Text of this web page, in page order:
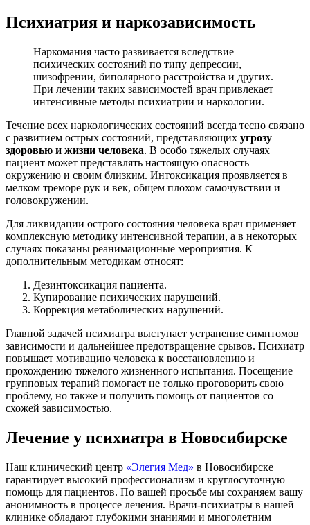
Психиатрия и наркозависимость
Наркомания часто развивается вследствие
психических состояний по типу депрессии,
шизофрении, биполярного расстройства и других.
При лечении таких зависимостей врач привлекает
интенсивные методы психиатрии и наркологии.
Течение всех наркологических состояний всегда тесно связано
с развитием острых состояний, представляющих угрозу
здоровью и жизни человека. В особо тяжелых случаях
пациент может представлять настоящую опасность
окружению и своим близким. Интоксикация проявляется в
мелком треморе рук и век, общем плохом самочувствии и
головокружении.
Для ликвидации острого состояния человека врач применяет
комплексную методику интенсивной терапии, а в некоторых
случаях показаны реанимационные мероприятия. К
дополнительным методикам относят:
Дезинтоксикация пациента.
Купирование психических нарушений.
Коррекция метаболических нарушений.
Главной задачей психиатра выступает устранение симптомов
зависимости и дальнейшее предотвращение срывов. Психиатр
повышает мотивацию человека к восстановлению и
прохождению тяжелого жизненного испытания. Посещение
групповых терапий помогает не только проговорить свою
проблему, но также и получить помощь от пациентов со
схожей зависимостью.
Лечение у психиатра в Новосибирске
Наш клинический центр «Элегия Мед» в Новосибирске
гарантирует высокий профессионализм и круглосуточную
помощь для пациентов. По вашей просьбе мы сохраняем вашу
анонимность в процессе лечения. Врачи-психиатры в нашей
клинике обладают глубокими знаниями и многолетним